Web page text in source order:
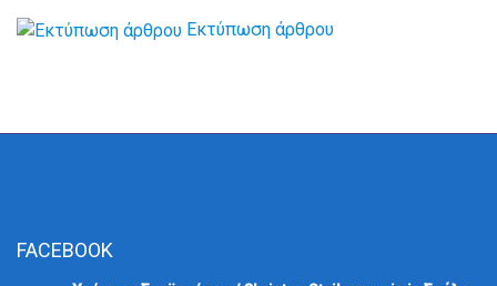
Εκτύπωση άρθρου
FACEBOOK